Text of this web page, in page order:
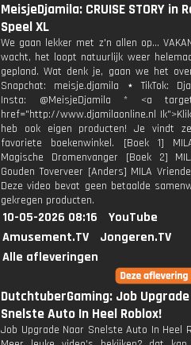
MeisjeDjamila: CRUISE STORY in
Speel XL
We gaan lekker met z'n allen op...
wacht, het loopt natuurlijk weer
gepland. Wat denk je, gaan we het
Snapchat: meisje.djamila ⋆ TikTok:
Insta: @MeisjeDjamila * <a
href="http://www.djamilaonline.nl
heb ook eigen producten! Je vindt
favoriete boekenwinkel. [Boek 1]
Magische Dromenvanger [Boek 2]
Gouden Toverveer [Anders] MILA
Deze video bevat geen betaalde
gekregen producten.
10-05-2026 08:16
YouTube
Amusement.TV
Jongeren.TV
Alle afleveringen
DutchtuberGaming: Job
Snelste Auto In Heel Roblox!
Job Upgrade Naar Snelste Auto In Heel